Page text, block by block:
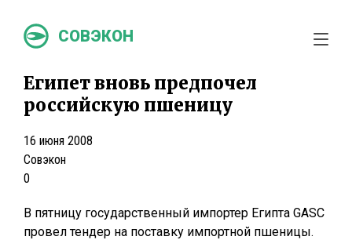
СОВЭКОН
Египет вновь предпочел
российскую пшеницу
16 июня 2008
Совэкон
0
В пятницу государственный импортер Египта GASC
провел тендер на поставку импортной пшеницы.